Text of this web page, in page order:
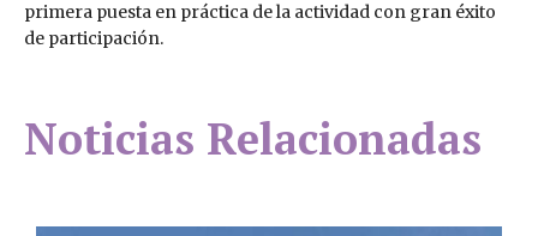
primera puesta en práctica de la actividad con gran éxito
de participación.
Noticias Relacionadas